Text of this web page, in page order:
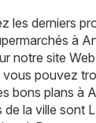
les derniers
à
notre site Web
vous pouvez
bons plans à
de la ville sont